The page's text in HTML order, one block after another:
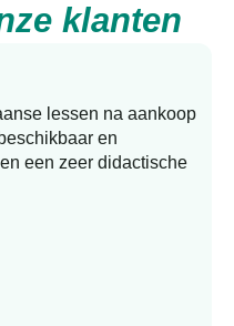
klanten
lessen na aankoop
en
een zeer didactische